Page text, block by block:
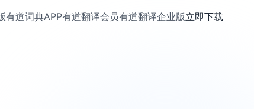
有道词典APP有道翻译会员有道翻译企业版立即下载